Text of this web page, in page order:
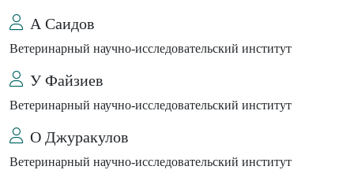
А Саидов
Ветеринарный научно-исследовательский институт
У Файзиев
Ветеринарный научно-исследовательский институт
О Джуракулов
Ветеринарный научно-исследовательский институт